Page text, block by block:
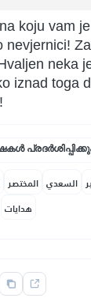
koju vam
nevjernici!
neka
iznad toga
المختصر السعدي
هدايات